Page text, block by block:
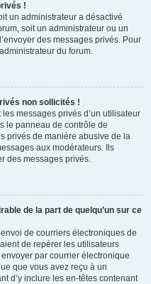
!
un administrateur a désactivé
soit un administrateur ou un
des messages privés. Pour
du forum.
non sollicités !
messages privés d’un utilisateur
le panneau de contrôle de
privés de manière abusive de la
aux modérateurs. Ils
des messages privés.
de la part de quelqu’un sur ce
de courriers électroniques de
de repérer les utilisateurs
par courrier électronique
que vous avez reçu à un
d’y inclure les en-têtes contenant